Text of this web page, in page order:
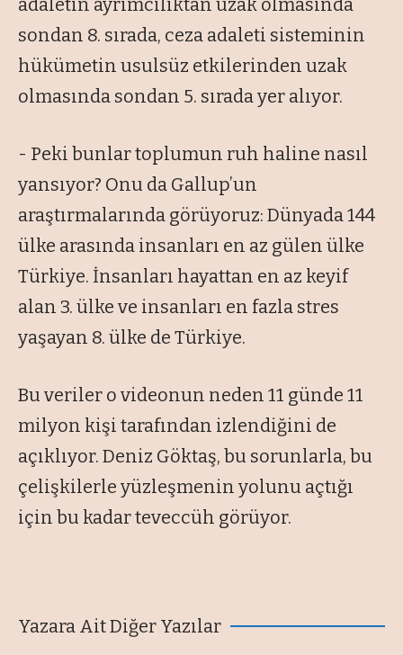
adaletin ayrımcılıktan uzak olmasında
sondan 8. sırada, ceza adaleti sisteminin
hükümetin usulsüz etkilerinden uzak
olmasında sondan 5. sırada yer alıyor.
- Peki bunlar toplumun ruh haline nasıl
yansıyor? Onu da Gallup’un
araştırmalarında görüyoruz: Dünyada 144
ülke arasında insanları en az gülen ülke
Türkiye. İnsanları hayattan en az keyif
alan 3. ülke ve insanları en fazla stres
yaşayan 8. ülke de Türkiye.
Bu veriler o videonun neden 11 günde 11
milyon kişi tarafından izlendiğini de
açıklıyor. Deniz Göktaş, bu sorunlarla, bu
çelişkilerle yüzleşmenin yolunu açtığı
için bu kadar teveccüh görüyor.
Yazara Ait Diğer Yazılar